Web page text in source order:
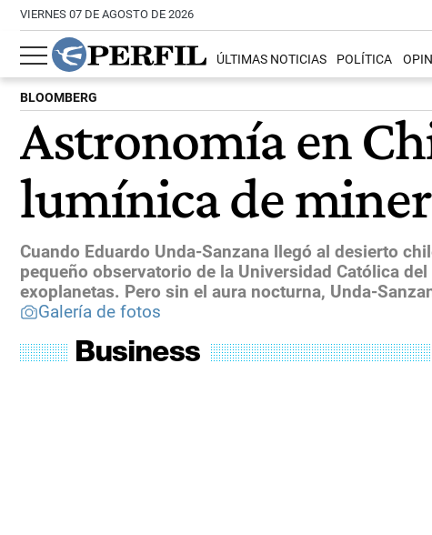
VIERNES 07 DE AGOSTO DE 2026
ÚLTIMAS NOTICIAS POLÍTICA
BLOOMBERG
Astronomía en
lumínica de
Cuando Eduardo Unda-Sanzana llegó al desierto
pequeño observatorio de la Universidad Católica
exoplanetas. Pero sin el aura nocturna, Unda-
Galería de fotos